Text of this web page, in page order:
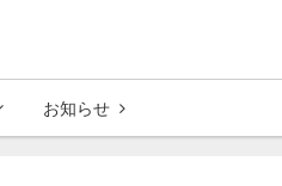
お知らせ